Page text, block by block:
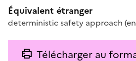
Équivalent étranger
deterministic safety approach
Télécharger au